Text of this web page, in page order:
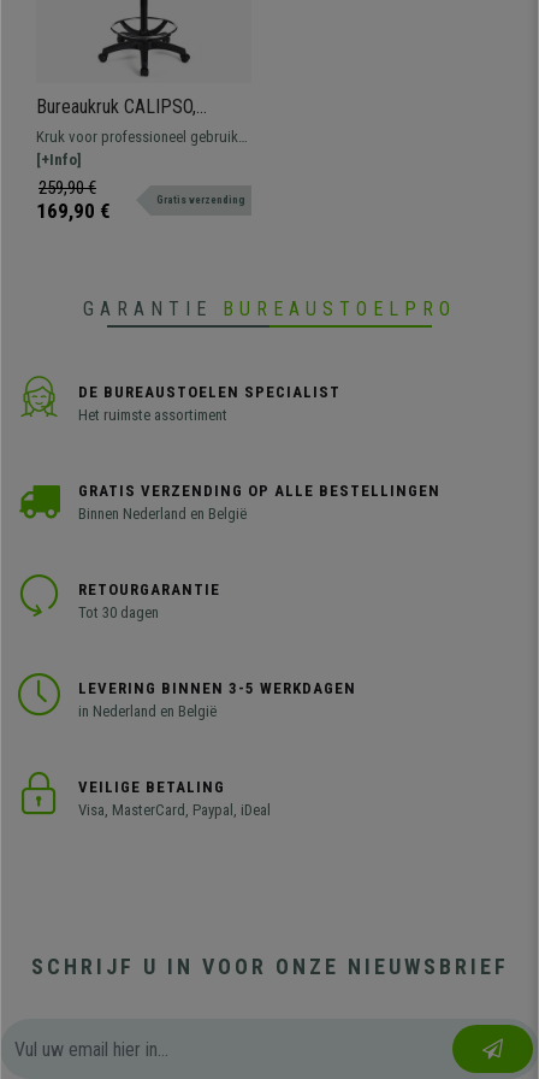
Bureaukruk CALIPSO,
Verstelbare Rugleuning,
Dikke Vulling, in Blauwe Stof
Kruk voor professioneel gebruik
bekleed met stof. Verstelbaar, met
voetsteun, resistent en
comfortabel.
[+Info]
259,90 €
169,90 € Gratis verzending
GARANTIE BUREAUSTOELPRO
DE BUREAUSTOELEN SPECIALIST
Het ruimste assortiment
GRATIS VERZENDING OP ALLE BESTELLINGEN
Binnen Nederland en België
RETOURGARANTIE
Tot 30 dagen
LEVERING BINNEN 3-5 WERKDAGEN
in Nederland en België
VEILIGE BETALING
Visa, MasterCard, Paypal, iDeal
SCHRIJF U IN VOOR ONZE NIEUWSBRIEF